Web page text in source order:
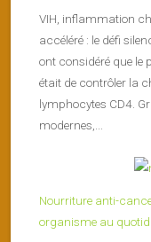
VIH, inflammation
accéléré : le défi
ont considéré que le
était de contrôler la
lymphocytes CD4.
modernes,...
Nourriture anti-
organisme au